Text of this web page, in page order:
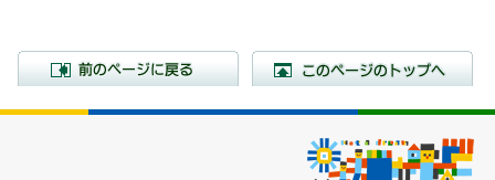
前のページに戻る